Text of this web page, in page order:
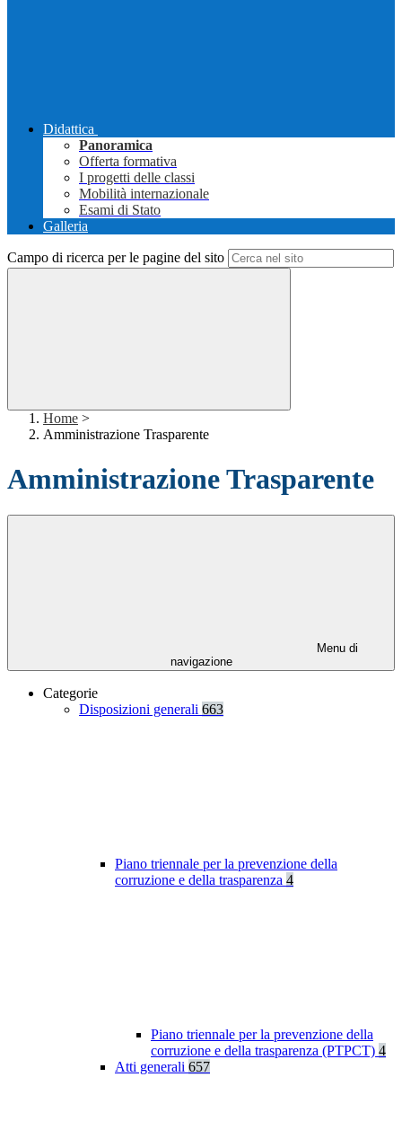
Didattica
Panoramica
Offerta formativa
I progetti delle classi
Mobilità internazionale
Esami di Stato
Galleria
Campo di ricerca per le pagine del sito
Home >
Amministrazione Trasparente
Amministrazione Trasparente
Menu di
navigazione
Categorie
Disposizioni generali 663
Piano triennale per la prevenzione della
corruzione e della trasparenza 4
Piano triennale per la prevenzione della
corruzione e della trasparenza (PTPCT) 4
Atti generali 657